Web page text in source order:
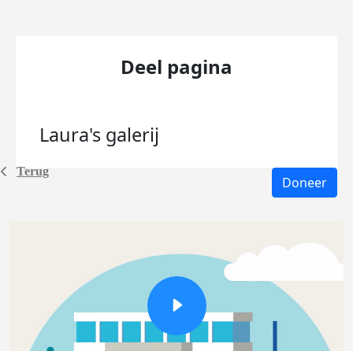
Terug
Deel pagina
Laura's galerij
Doneer